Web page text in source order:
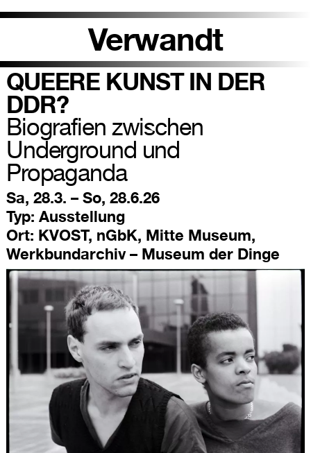
Verwandt
QUEERE KUNST IN DER
DDR?
Biografien zwischen
Underground und
Propaganda
Sa, 28.3. – So, 28.6.26
Typ: Ausstellung
Ort: KVOST, nGbK, Mitte Museum,
Werkbundarchiv – Museum der Dinge